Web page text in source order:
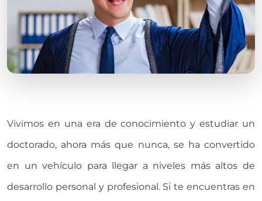
Vivimos en una era de conocimiento y estudiar un
doctorado, ahora más que nunca, se ha convertido
en un vehículo para llegar a niveles más altos de
desarrollo personal y profesional. Si te encuentras en